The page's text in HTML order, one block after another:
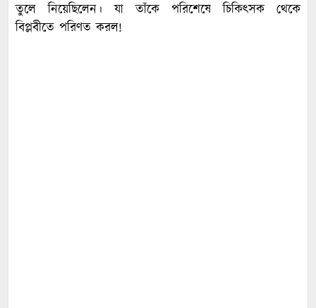
তুলে নিয়েছিলেন। যা তাঁকে পরিশেষে চিকিৎসক থেকে
বিপ্লবীতে পরিণত করল!